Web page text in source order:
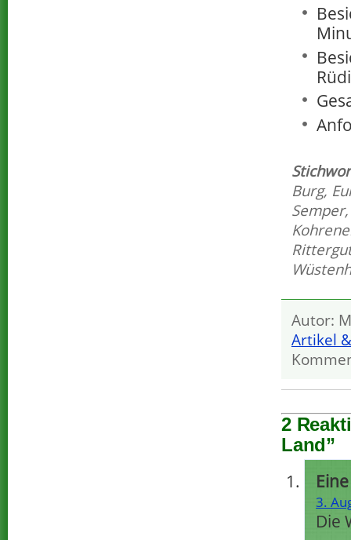
Burg,
Semper
Autor:
Artikel
2
Land”
3.
Die